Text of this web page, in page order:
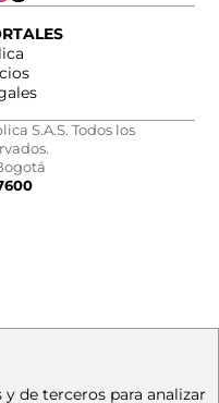
S.A.S. Todos los
de terceros para analizar